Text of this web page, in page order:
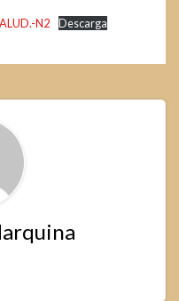
N2 Descarga